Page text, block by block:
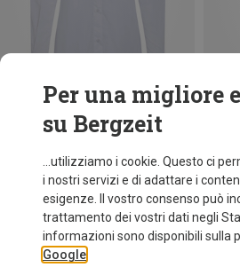
Per una migliore
su Bergzeit
...utilizziamo i cookie. Questo ci
i nostri servizi e di adattare i
esigenze. Il vostro consenso può
trattamento dei vostri dati negli
informazioni sono disponibili sulla
Google